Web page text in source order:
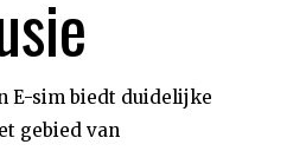
E-sim biedt duidelijke
gebied van